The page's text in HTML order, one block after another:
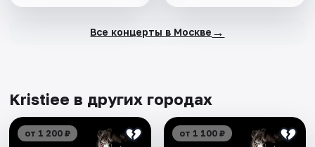
Все концерты в Москве →
Kristiee в других городах
от 1 200 ₽ от 1 100 ₽